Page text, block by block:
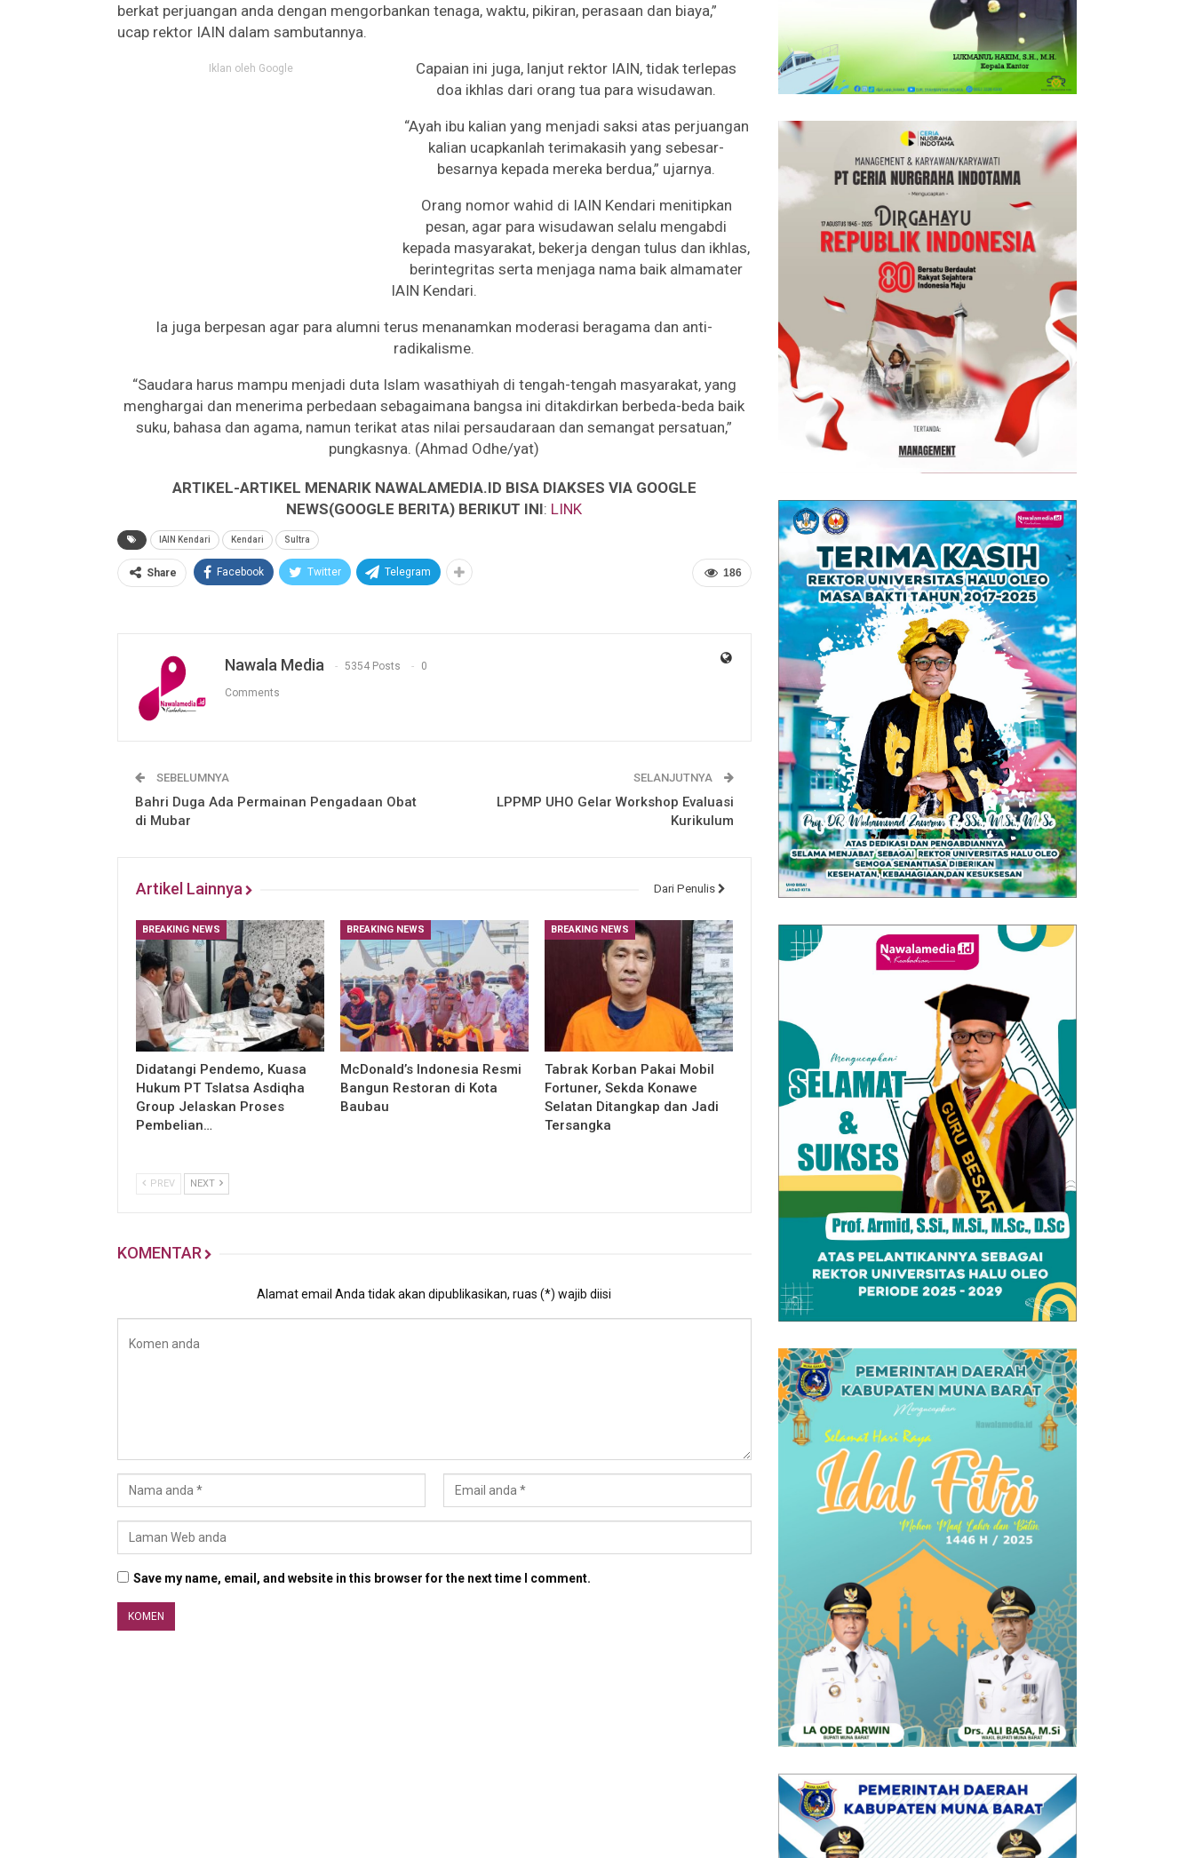
berkat perjuangan anda dengan mengorbankan tenaga, waktu, pikiran, perasaan dan biaya,”
ucap rektor IAIN dalam sambutannya.
Iklan oleh Google
Capaian ini juga, lanjut rektor IAIN, tidak terlepas
doa ikhlas dari orang tua para wisudawan.
“Ayah ibu kalian yang menjadi saksi atas perjuangan
kalian ucapkanlah terimakasih yang sebesar-
besarnya kepada mereka berdua,” ujarnya.
Orang nomor wahid di IAIN Kendari menitipkan
pesan, agar para wisudawan selalu mengabdi
kepada masyarakat, bekerja dengan tulus dan ikhlas,
berintegritas serta menjaga nama baik almamater
IAIN Kendari.
Ia juga berpesan agar para alumni terus menanamkan moderasi beragama dan anti-
radikalisme.
“Saudara harus mampu menjadi duta Islam wasathiyah di tengah-tengah masyarakat, yang
menghargai dan menerima perbedaan sebagaimana bangsa ini ditakdirkan berbeda-beda baik
suku, bahasa dan agama, namun terikat atas nilai persaudaraan dan semangat persatuan,”
pungkasnya. (Ahmad Odhe/yat)
ARTIKEL-ARTIKEL MENARIK NAWALAMEDIA.ID BISA DIAKSES VIA GOOGLE
NEWS(GOOGLE BERITA) BERIKUT INI: LINK
IAIN Kendari Kendari Sultra
186
Share Facebook Twitter Telegram
Nawala Media 5354 Posts 0
Comments
SEBELUMNYA
Bahri Duga Ada Permainan Pengadaan Obat
di Mubar
SELANJUTNYA
LPPMP UHO Gelar Workshop Evaluasi
Kurikulum
Artikel Lainnya Dari Penulis
BREAKING NEWS
Didatangi Pendemo, Kuasa
Hukum PT Tslatsa Asdiqha
Group Jelaskan Proses
Pembelian…
BREAKING NEWS
McDonald’s Indonesia Resmi
Bangun Restoran di Kota
Baubau
BREAKING NEWS
Tabrak Korban Pakai Mobil
Fortuner, Sekda Konawe
Selatan Ditangkap dan Jadi
Tersangka
PREV NEXT
KOMENTAR
Alamat email Anda tidak akan dipublikasikan, ruas (*) wajib diisi
Save my name, email, and website in this browser for the next time I comment.